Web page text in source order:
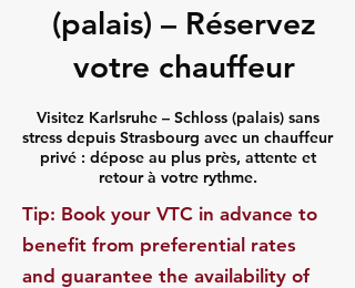
(palais) – Réservez
votre chauffeur
Visitez Karlsruhe – Schloss (palais) sans
stress depuis Strasbourg avec un chauffeur
privé : dépose au plus près, attente et
retour à votre rythme.
​Tip: Book your VTC in advance to
benefit from preferential rates
and guarantee the availability of